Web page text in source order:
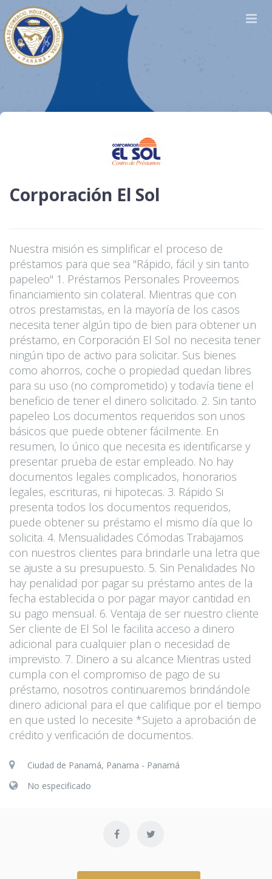
Corporación El Sol
Nuestra misión es simplificar el proceso de
préstamos para que sea "Rápido, fácil y sin tanto
papeleo" 1. Préstamos Personales Proveemos
financiamiento sin colateral. Mientras que con
otros prestamistas, en la mayoría de los casos
necesita tener algún tipo de bien para obtener un
préstamo, en Corporación El Sol no necesita tener
ningún tipo de activo para solicitar. Sus bienes
como ahorros, coche o propiedad quedan libres
para su uso (no comprometido) y todavía tiene el
beneficio de tener el dinero solicitado. 2. Sin tanto
papeleo Los documentos requeridos son unos
básicos que puede obtener fácilmente. En
resumen, lo único que necesita es identificarse y
presentar prueba de estar empleado. No hay
documentos legales complicados, honorarios
legales, escrituras, ni hipotecas. 3. Rápido Si
presenta todos los documentos requeridos,
puede obtener su préstamo el mismo día que lo
solicita. 4. Mensualidades Cómodas Trabajamos
con nuestros clientes para brindarle una letra que
se ajuste a su presupuesto. 5. Sin Penalidades No
hay penalidad por pagar su préstamo antes de la
fecha establecida o por pagar mayor cantidad en
su pago mensual. 6. Ventaja de ser nuestro cliente
Ser cliente de El Sol le facilita acceso a dinero
adicional para cualquier plan o necesidad de
imprevisto. 7. Dinero a su alcance Mientras usted
cumpla con el compromiso de pago de su
préstamo, nosotros continuaremos brindándole
dinero adicional para el que califique por el tiempo
en que usted lo necesite *Sujeto a aprobación de
crédito y verificación de documentos.
Ciudad de Panamá, Panama - Panamá
No especificado